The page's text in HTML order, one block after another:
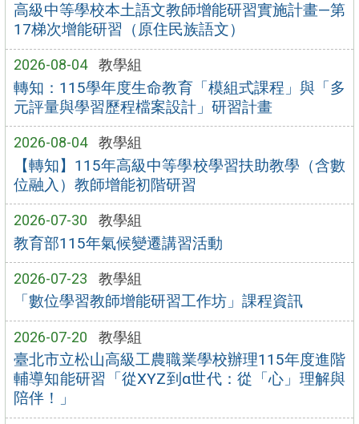
高級中等學校本土語文教師增能研習實施計畫—第
17梯次增能研習（原住民族語文）
2026-08-04 教學組
轉知：115學年度生命教育「模組式課程」與「多
元評量與學習歷程檔案設計」研習計畫
2026-08-04 教學組
【轉知】115年高級中等學校學習扶助教學（含數
位融入）教師增能初階研習
2026-07-30 教學組
教育部115年氣候變遷講習活動
2026-07-23 教學組
「數位學習教師增能研習工作坊」課程資訊
2026-07-20 教學組
臺北市立松山高級工農職業學校辦理115年度進階
輔導知能研習「從XYZ到α世代：從「心」理解與
陪伴！」